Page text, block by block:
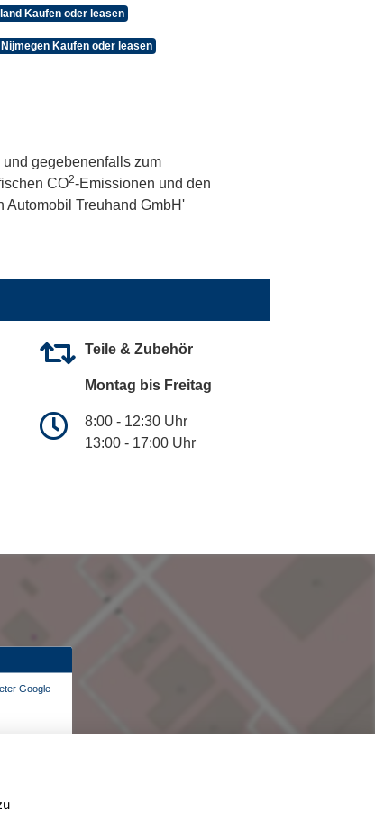
Kaufen oder leasen
Kaufen oder leasen
gegebenenfalls zum
CO2-Emissionen und den
Automobil Treuhand GmbH'
Teile & Zubehör
Montag bis Freitag
8:00 - 12:30 Uhr
13:00 - 17:00 Uhr
Google